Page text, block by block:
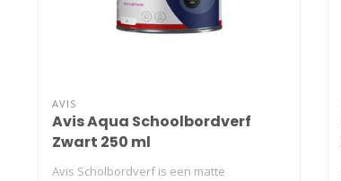
AVIS
Avis Aqua Schoolbordverf
Zwart 250 ml
Avis Scholbordverf is een matte